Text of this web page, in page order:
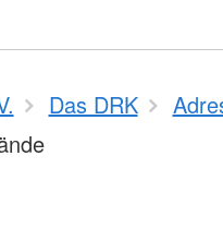
Das DRK